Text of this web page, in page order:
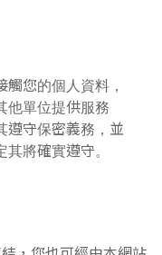
您的個人資料，
他單位提供服務
遵守保密義務，並
將確實遵守。